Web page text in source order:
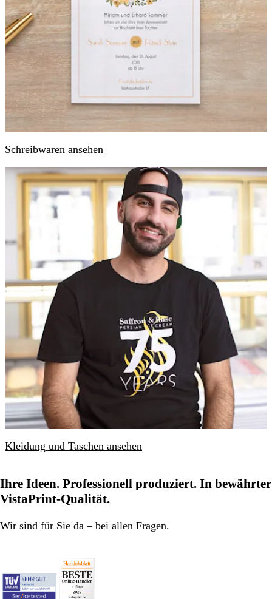
Schreibwaren ansehen
Kleidung und Taschen ansehen
Ihre Ideen. Professionell produziert. In bewährter
VistaPrint-Qualität.
Wir sind für Sie da – bei allen Fragen.